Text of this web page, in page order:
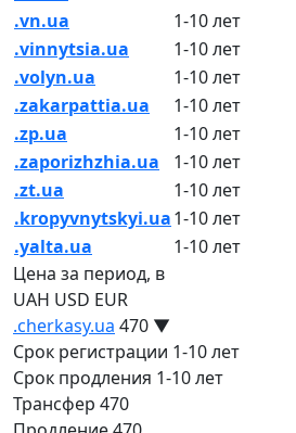
.vn.ua
1-10 лет
.vinnytsia.ua
1-10 лет
.volyn.ua
1-10 лет
.zakarpattia.ua
1-10 лет
.zp.ua
1-10 лет
.zaporizhzhia.ua
1-10 лет
.zt.ua
1-10 лет
.kropyvnytskyi.ua1-10 лет
.yalta.ua
1-10 лет
Цена за период, в
UAH USD EUR
.cherkasy.ua 470 ▼
Срок регистрации 1-10 лет
Срок продления 1-10 лет
Трансфер 470